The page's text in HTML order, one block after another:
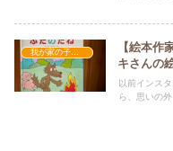
【絵本作
キさんの
以前インス
ら、思いの